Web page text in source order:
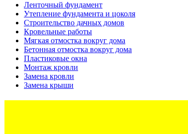
Ленточный фундамент
Утепление фундамента и цоколя
Строительство дачных домов
Кровельные работы
Мягкая отмостка вокруг дома
Бетонная отмостка вокруг дома
Пластиковые окна
Монтаж кровли
Замена кровли
Замена крыши